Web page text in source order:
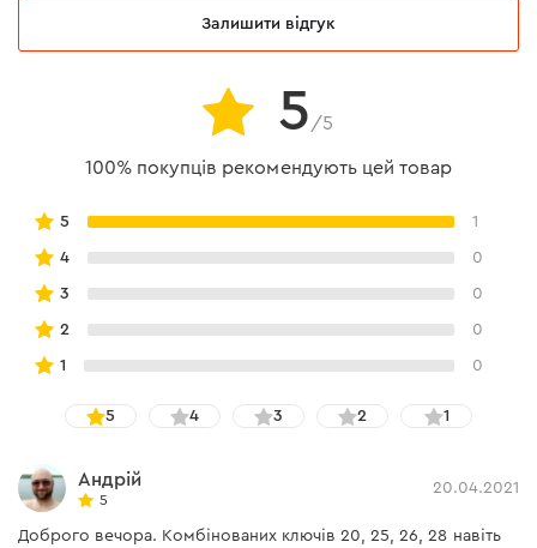
Залишити відгук
5 /5
100% покупців рекомендують цей товар
5 1
4 0
3 0
2 0
1 0
5 4 3 2 1
Андрій
5
20.04.2021
Доброго вечора. Комбінованих ключів 20, 25, 26, 28 навіть